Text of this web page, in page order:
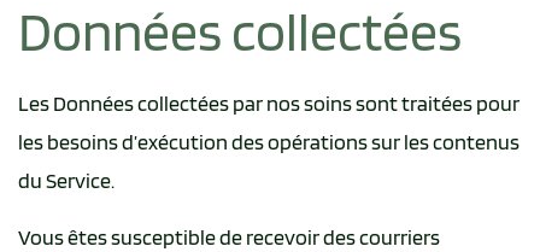
Données collectées
Les Données collectées par nos soins sont traitées pour
les besoins d’exécution des opérations sur les contenus
du Service.
Vous êtes susceptible de recevoir des courriers